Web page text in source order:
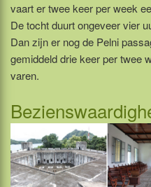
vaart er twee keer per week
De tocht duurt ongeveer vier
Dan zijn er nog de Pelni
gemiddeld drie keer per twee
varen.